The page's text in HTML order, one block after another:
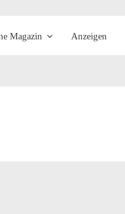
Magazin Anzeigen